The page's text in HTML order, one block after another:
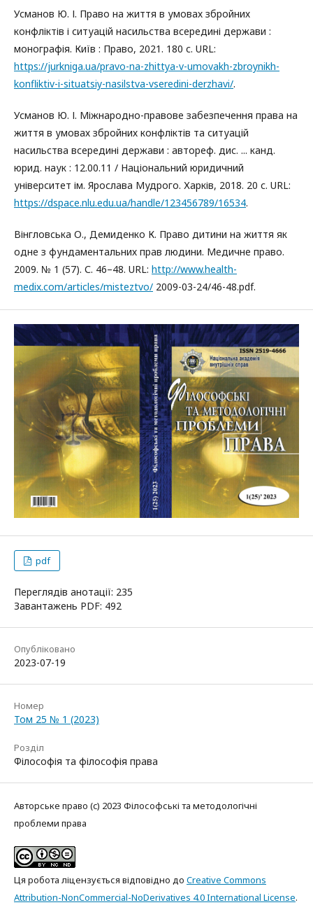
Усманов Ю. І. Право на життя в умовах збройних
конфліктів і ситуацій насильства всередині держави :
монографія. Київ : Право, 2021. 180 с. URL:
https://jurkniga.ua/pravo-na-zhittya-v-umovakh-zbroynikh-
konfliktiv-i-situatsiy-nasilstva-vseredini-derzhavi/.
Усманов Ю. І. Міжнародно-правове забезпечення права на
життя в умовах збройних конфліктів та ситуацій
насильства всередині держави : автореф. дис. ... канд.
юрид. наук : 12.00.11 / Національний юридичний
університет ім. Ярослава Мудрого. Харків, 2018. 20 с. URL:
https://dspace.nlu.edu.ua/handle/123456789/16534.
Вінгловська О., Демиденко К. Право дитини на життя як
одне з фундаментальних прав людини. Медичне право.
2009. № 1 (57). С. 46–48. URL: http://www.health-
medix.com/articles/misteztvo/ 2009-03-24/46-48.pdf.
pdf
Переглядів анотації: 235
Завантажень PDF: 492
Опубліковано
2023-07-19
Номер
Том 25 № 1 (2023)
Розділ
Філософія та філософія права
Авторське право (c) 2023 Філософські та методологічні
проблеми права
Ця робота ліцензується відповідно до Creative Commons
Attribution-NonCommercial-NoDerivatives 4.0 International License.